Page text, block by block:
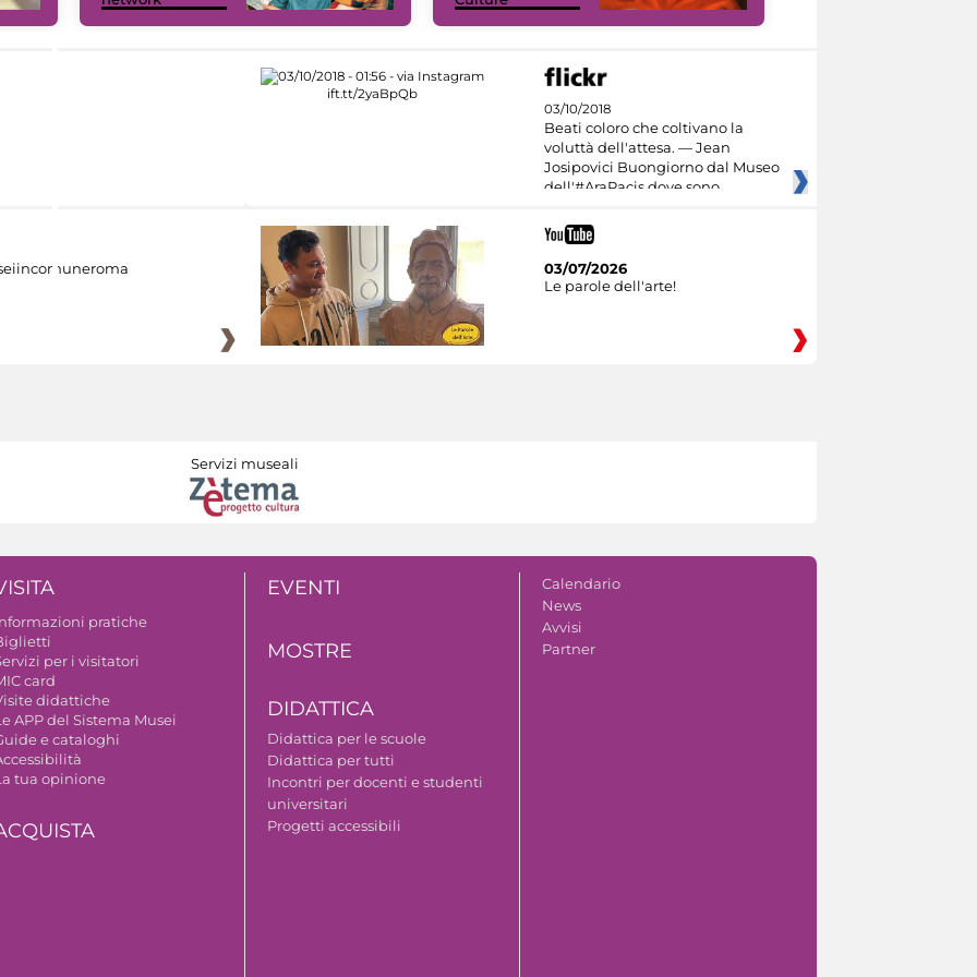
03/10/2018
Beati coloro che coltivano la
voluttà dell'attesa. — Jean
Josipovici Buongiorno dal Museo
dell'#AraPacis dove sono
03/07/2026
Le parole dell'arte!
Servizi museali
pratiche
per i visitatori
card
didattiche
APP del Sistema Musei
e cataloghi
tua opinione
EVENTI
MOSTRE
DIDATTICA
Didattica per le scuole
Didattica per tutti
Incontri per docenti e studenti
universitari
Progetti accessibili
Calendario
News
Avvisi
Partner